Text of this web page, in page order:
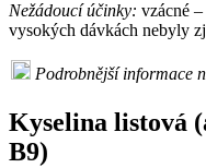
Nežádoucí účinky: vzácné –
vysokých dávkách nebyly
Podrobnější informace
Kyselina listová
B9)